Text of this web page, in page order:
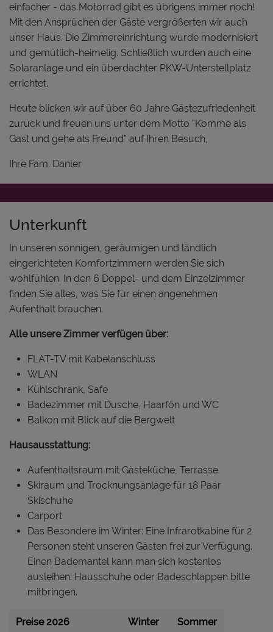
einfacher - das Motorrad gibt es übrigens immer noch!
Mit den Ansprüchen der Gäste vergrößerten wir auch
unser Haus. Die Zimmereinrichtung wurde modernisiert
und gemütlich-heimelig. Schließlich wurden auch eine
Solaranlage und ein überdachter PKW-Unterstellplatz
errichtet.
Heute blicken wir auf über 60 Jahre Gästezufriedenheit
zurück und freuen uns unter dem Motto "Komme als
Gast und gehe als Freund" auf Ihren Besuch,
Ihre Fam. Danler
Unterkunft
In unseren sonnigen, geräumigen und ländlich
eingerichteten Komfortzimmern werden Sie sich
wohlfühlen. In den 6 Doppel- und dem Einzelzimmer
finden Sie alles, was Sie für einen angenehmen
Aufenthalt brauchen.
Alle unsere Zimmer verfügen über:
FLAT-TV mit Kabelanschluss
WLAN
Kühlschrank, Safe
Badezimmer mit Dusche, Haarfön und WC
Balkon mit Blick auf die Bergwelt
Hausausstattung:
Aufenthaltsraum mit Gästeküche, Terrasse
Skiraum und Trocknungsanlage für 18 Paar
Skischuhe
Carport
Das Besondere im Winter: Eine Infrarotkabine für 2
Personen steht unseren Gästen frei zur Verfügung.
Einen Bademantel kann man sich kostenlos
ausleihen. Hausschuhe oder Badeschlappen bitte
mitbringen.
Preise 2026 Winter Sommer